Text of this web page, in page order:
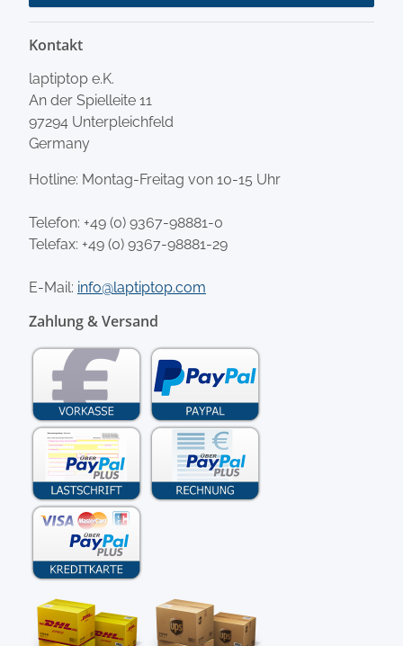
Kontakt
laptiptop e.K.
An der Spielleite 11
97294 Unterpleichfeld
Germany
Hotline: Montag-Freitag von 10-15 Uhr
Telefon: +49 (0) 9367-98881-0
Telefax: +49 (0) 9367-98881-29
E-Mail: info@laptiptop.com
Zahlung & Versand